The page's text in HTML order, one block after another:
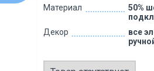
Материал
50%
Декор
все